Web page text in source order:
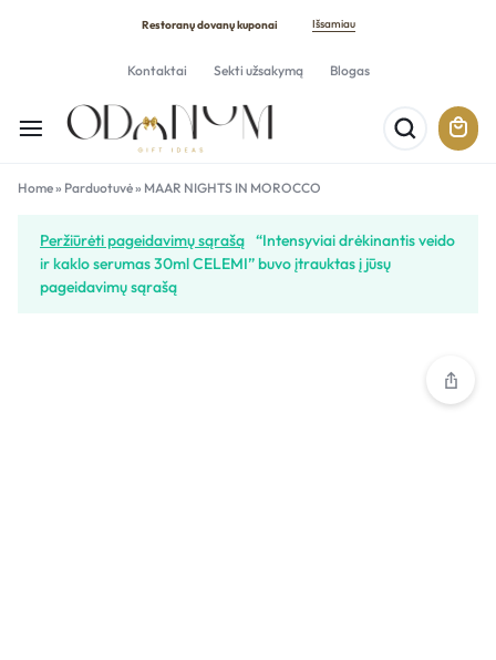
Restoranų dovanų kuponai Išsamiau
Kontaktai Sekti užsakymą Blogas
Home» Parduotuvė» MAAR NIGHTS IN MOROCCO
Peržiūrėti pageidavimų sąrašą “Intensyviai drėkinantis veido
ir kaklo serumas 30ml CELEMI” buvo įtrauktas į jūsų
pageidavimų sąrašą